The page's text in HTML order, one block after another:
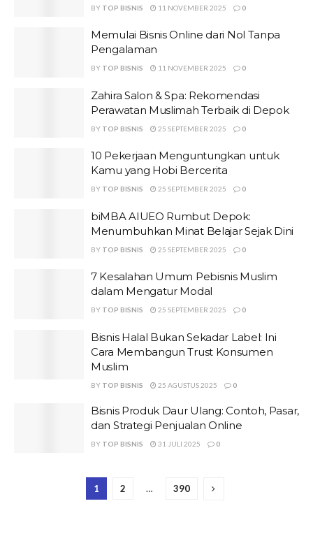
BY TOP BISNIS 11 NOVEMBER 2025 0
Memulai Bisnis Online dari Nol Tanpa
Pengalaman
BY TOP BISNIS 11 NOVEMBER 2025 0
Zahira Salon & Spa: Rekomendasi
Perawatan Muslimah Terbaik di Depok
BY TOP BISNIS 25 SEPTEMBER 2025 0
10 Pekerjaan Menguntungkan untuk
Kamu yang Hobi Bercerita
BY TOP BISNIS 25 SEPTEMBER 2025 0
biMBA AIUEO Rumbut Depok:
Menumbuhkan Minat Belajar Sejak Dini
BY TOP BISNIS 25 SEPTEMBER 2025 0
7 Kesalahan Umum Pebisnis Muslim
dalam Mengatur Modal
BY TOP BISNIS 25 SEPTEMBER 2025 0
Bisnis Halal Bukan Sekadar Label: Ini
Cara Membangun Trust Konsumen
Muslim
BY TOP BISNIS 25 AGUSTUS 2025 0
Bisnis Produk Daur Ulang: Contoh, Pasar,
dan Strategi Penjualan Online
BY TOP BISNIS 31 JULI 2025 0
1 2 … 390